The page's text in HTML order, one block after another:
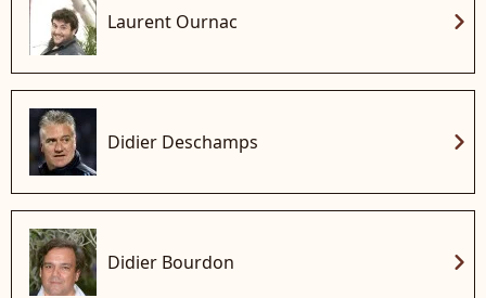
Laurent Ournac chevron_right
Didier Deschamps chevron_right
Didier Bourdon chevron_right